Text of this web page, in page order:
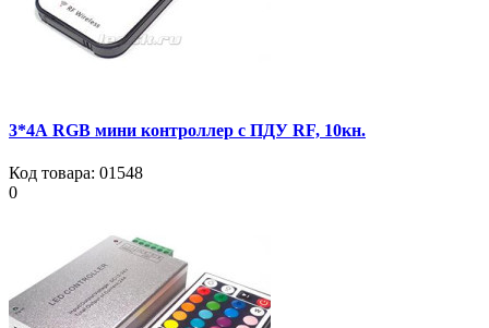
3*4А RGB мини контроллер с ПДУ RF, 10кн.
Код товара: 01548
0